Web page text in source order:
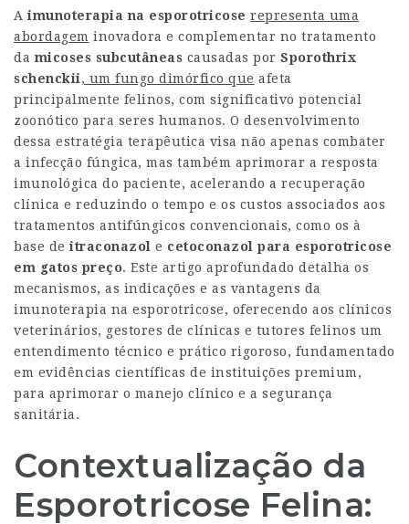
Aimunoterapia na esporotricose representa uma
abordagem inovadora e complementar no tratamento
da micoses subcutâneas causadas por Sporothrix
schenckii, um fungo dimórfico que afeta
principalmente felinos, com significativo potencial
zoonótico para seres humanos. O desenvolvimento
dessa estratégia terapêutica visa não apenas combater
a infecção fúngica, mas também aprimorar a resposta
imunológica do paciente, acelerando a recuperação
clínica e reduzindo o tempo e os custos associados aos
tratamentos antifúngicos convencionais, como os à
base deitraconazol e cetoconazol para esporotricose
em gatos preço. Este artigo aprofundado detalha os
mecanismos, as indicações e as vantagens da
imunoterapia na esporotricose, oferecendo aos clínicos
veterinários, gestores de clínicas e tutores felinos um
entendimento técnico e prático rigoroso, fundamentado
em evidências científicas de instituições premium,
para aprimorar o manejo clínico e a segurança
sanitária.
Contextualização da
Esporotricose Felina: